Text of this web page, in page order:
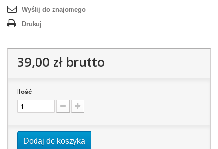
Wyślij do znajomego
Drukuj
39,00 złbrutto
Ilość
Dodaj do koszyka